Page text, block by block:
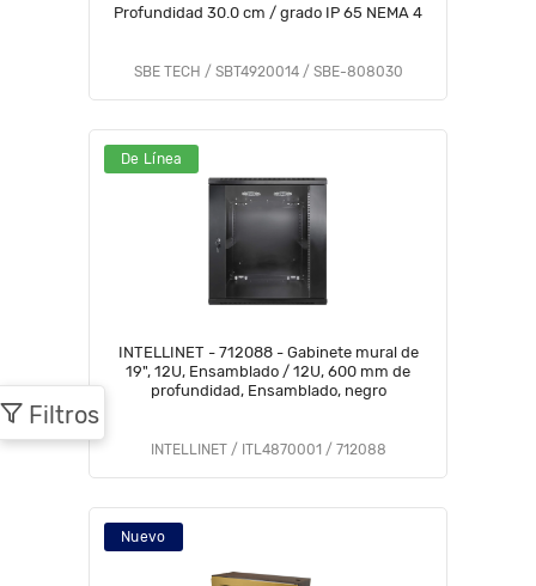
Profundidad 30.0 cm / grado IP 65 NEMA 4
SBE TECH / SBT4920014 / SBE-808030
De Línea
INTELLINET - 712088 - Gabinete mural de
19", 12U, Ensamblado / 12U, 600 mm de
profundidad, Ensamblado, negro
INTELLINET / ITL4870001 / 712088
Nuevo
Filtros